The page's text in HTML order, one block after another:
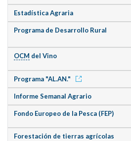
Estadística Agraria
Programa de Desarrollo Rural
OCM del Vino
Programa "AL.AN."
Informe Semanal Agrario
Fondo Europeo de la Pesca (FEP)
Forestación de tierras agrícolas